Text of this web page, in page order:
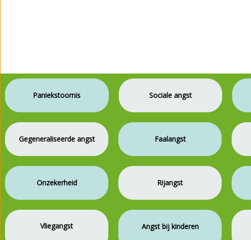
Paniekstoornis Sociale angst
Gegeneraliseerde angst Faalangst
Onzekerheid Rijangst
Vliegangst Angst bij kinderen